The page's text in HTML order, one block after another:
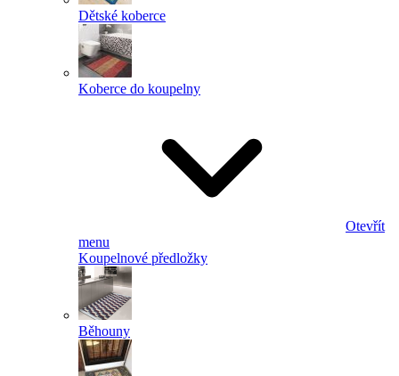
Dětské koberce
Koberce do koupelny
Otevřít
menu
Koupelnové předložky
Běhouny